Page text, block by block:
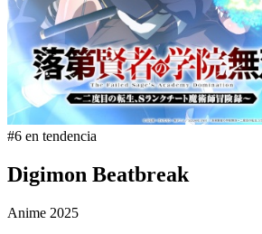
#6 en tendencia
Digimon Beatbreak
Anime 2025